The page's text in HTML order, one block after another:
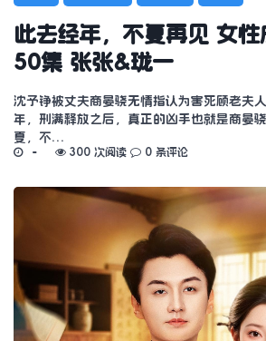
此去经年，不复再见 女性
50集 张张&珑一
沈予铮被丈夫商晏骁无情指认为害死顾老夫
年，刑满释放之后，真正的凶手也就是商晏
夏，不…
300 次阅读 0 条评论